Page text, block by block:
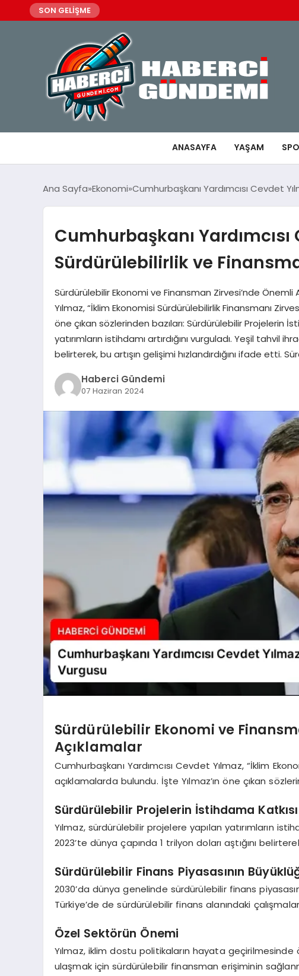
SON GELİŞME
ANASAYFA YAŞAM
Ana Sayfa Ekonomi Cumhurbaşkanı Yardımcısı Cevdet
Cumhurbaşkanı Yardımcısı
Sürdürülebilirlik ve
Sürdürülebilir Ekonomi ve Finansman Zirvesi’nde Önemli
Yılmaz, “İklim Ekonomisi Sürdürülebilirlik Finansmanı
öne çıkan sözlerinden bazıları: Sürdürülebilir Projelerin
yatırımların istihdamı artırdığını vurguladı. Yeşil tahvil
belirterek, bu artışın gelişimi hızlandırdığını ifade etti.
Haberci Gündemi
07 Haziran 2024
Sürdürülebilir Ekonomi ve
Açıklamalar
Cumhurbaşkanı Yardımcısı Cevdet Yılmaz, “İklim
açıklamalarda bulundu. İşte Yılmaz’ın öne çıkan
Sürdürülebilir Projelerin İstihdama Katkısı
Yılmaz, sürdürülebilir projelere yapılan yatırımların
2023’te dünya çapında 1 trilyon doları aştığını
Sürdürülebilir Finans Piyasasının
2030’da dünya genelinde sürdürülebilir finans
Türkiye’de de sürdürülebilir finans alanındaki
Özel Sektörün Önemi
Yılmaz, iklim dostu politikaların hayata
ulaşmak için sürdürülebilir finansman erişiminin